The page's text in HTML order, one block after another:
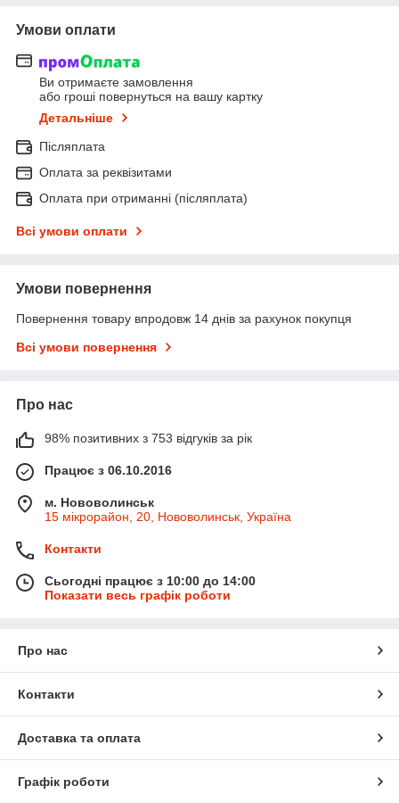
Умови оплати
Ви отримаєте замовлення
або гроші повернуться на вашу картку
Детальніше
Післяплата
Оплата за реквізитами
Оплата при отриманні (післяплата)
Всі умови оплати
Умови повернення
Повернення товару впродовж 14 днів за рахунок покупця
Всі умови повернення
Про нас
98% позитивних з 753 відгуків за рік
Працює з 06.10.2016
м. Нововолинськ
15 мікрорайон, 20, Нововолинськ, Україна
Контакти
Сьогодні працює з 10:00 до 14:00
Показати весь графік роботи
Про нас
Контакти
Доставка та оплата
Графік роботи